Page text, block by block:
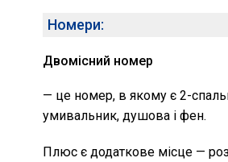
Номери:
Двомісний номер
— це номер, в якому є 2-
умивальник, душова і фен.
Плюс є додаткове місце —